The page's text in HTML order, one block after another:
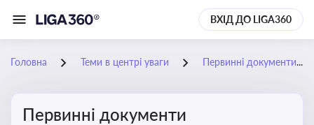
ВХІД ДО LIGA360
Головна Теми в центрі уваги Первинні документи
Первинні документи